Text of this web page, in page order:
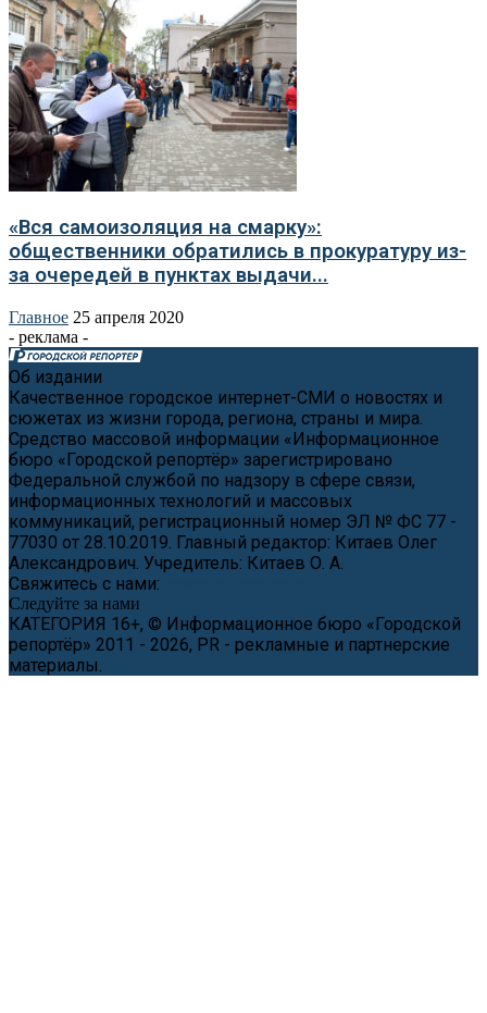
«Вся самоизоляция на смарку»:
общественники обратились в прокуратуру из-
за очередей в пунктах выдачи...
Главное 25 апреля 2020
- реклама -
Об издании
Качественное городское интернет-СМИ о новостях и
сюжетах из жизни города, региона, страны и мира.
Средство массовой информации «Информационное
бюро «Городской репортёр» зарегистрировано
Федеральной службой по надзору в сфере связи,
информационных технологий и массовых
коммуникаций, регистрационный номер ЭЛ № ФС 77 -
77030 от 28.10.2019. Главный редактор: Китаев Олег
Александрович. Учредитель: Китаев О. А.
Свяжитесь с нами:
Следуйте за нами
КАТЕГОРИЯ 16+, © Информационное бюро «Городской
репортёр» 2011 - 2026, PR - рекламные и партнерские
материалы.